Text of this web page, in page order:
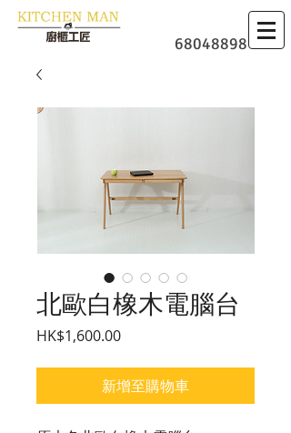
​廚櫃
68048898
北歐白橡木電腦台
HK$1,600.00價格
新增至購物車